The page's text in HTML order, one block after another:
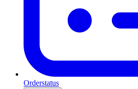
Orderstatus